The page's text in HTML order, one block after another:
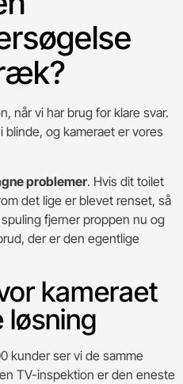
når vi har brug for klare svar.
blinde, og kameraet er vores
problemer. Hvis dit toilet
det lige er blevet renset, så
fjerner proppen nu og
der er den egentlige
kameraet
løsning
kunder ser vi de samme
TV-inspektion er den eneste